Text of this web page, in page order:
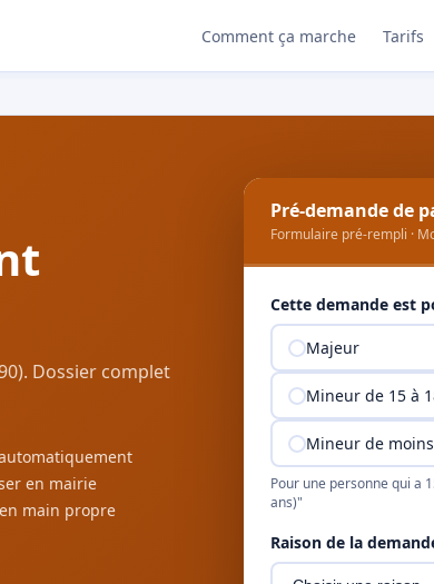
Comment ça marche Tarifs
Dossier complet
en mairie
main propre
Pré-demande de
Formulaire pré-rempli ·
Cette demande est
Majeur
Mineur de 15 à
Mineur de
Pour une personne qui a
ans)"
Raison de la